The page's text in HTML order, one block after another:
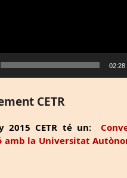
02:28
CETR
2015 CETR té un:
amb la Universitat